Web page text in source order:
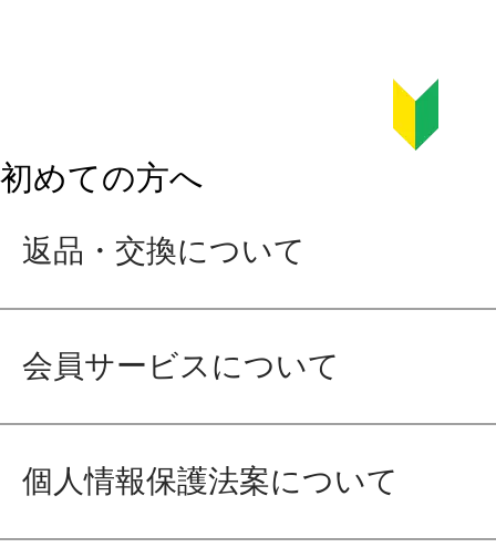
初めての方へ
返品・交換について
会員サービスについて
個人情報保護法案について